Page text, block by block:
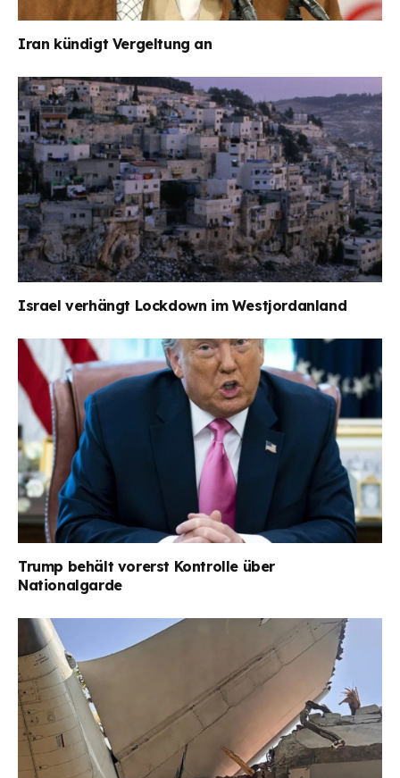
Iran kündigt Vergeltung an
Israel verhängt Lockdown im Westjordanland
Trump behält vorerst Kontrolle über
Nationalgarde